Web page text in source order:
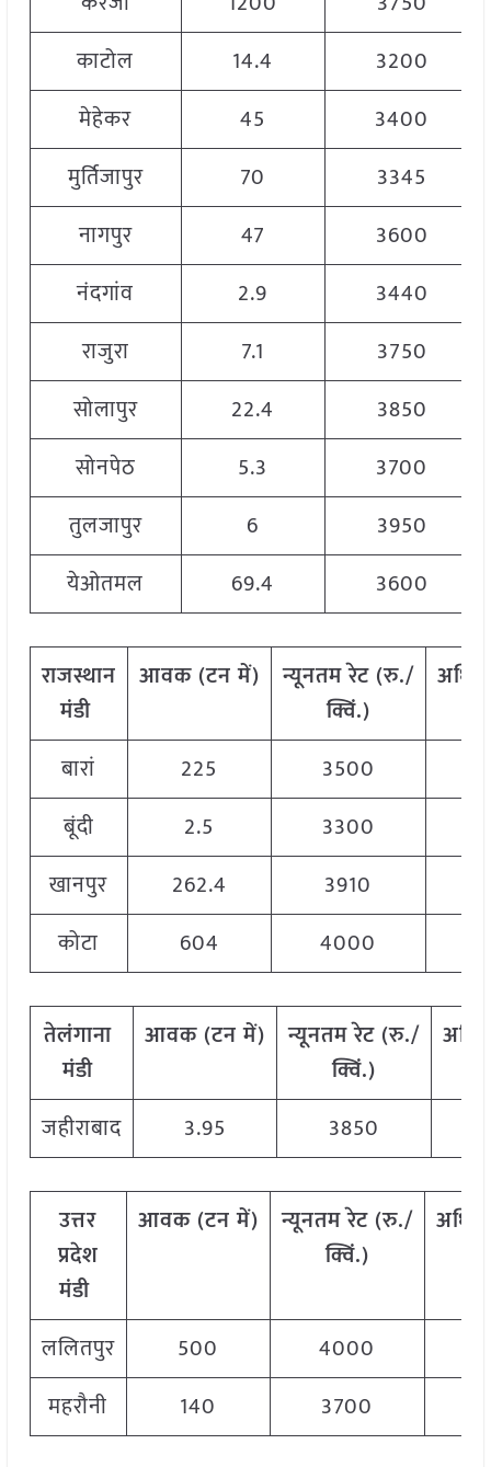
काटोल
14.4
3200
मेहेकर
45
3400
मुर्तिजापुर
70
3345
नागपुर
47
3600
नंदगांव
2.9
3440
राजुरा
7.1
3750
सोलापुर
22.4
3850
सोनपेठ
5.3
3700
तुलजापुर
6
3950
येओतमल
69.4 3600
राजस्थान
मंडी
आवक(टनमें) न्यूनतमरेट(रु./
क्विं.)
बारां 225 3500
बूंदी
2.5 3300
खानपुर
262.4 3910
कोटा
604 4000
तेलंगाना
मंडी
आवक(टनमें) न्यूनतमरेट(रु./
क्विं.)
जहीराबाद 3.95 3850
उत्तर
प्रदेश
मंडी
आवक(टनमें) न्यूनतमरेट(रु./
क्विं.)
ललितपुर 500 4000
महरौनी
140 3700